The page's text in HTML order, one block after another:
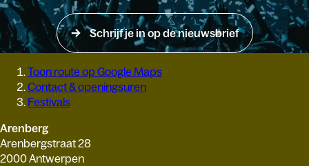
Schrijf je in op de nieuwsbrief
Toon route op Google Maps
Contact & openingsuren
Festivals
Arenberg
Arenbergstraat 28
2000 Antwerpen